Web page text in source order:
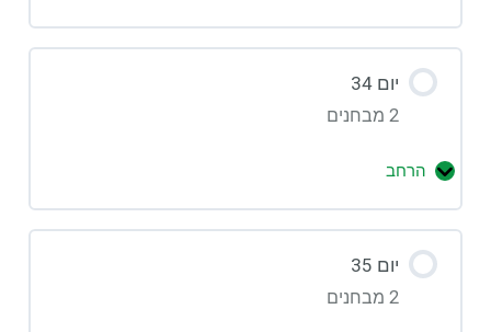
יום 34
2 מבחנים
הרחב
יום 35
2 מבחנים